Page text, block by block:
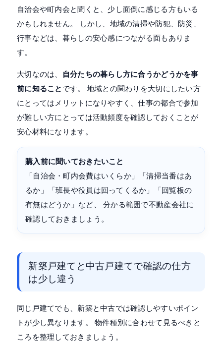
自治会や町内会と聞くと、少し面倒に感じる方もいる
かもしれません。 しかし、地域の清掃や防犯、防災、
行事などは、暮らしの安心感につながる面もありま
す。
大切なのは、
自分たちの暮らし方に合うかどうかを事
前に知ること です。 地域との関わりを大切にしたい方
にとってはメリットになりやすく、仕事の都合で参加
が難しい方にとっては活動頻度を確認しておくことが
安心材料になります。
購入前に聞いておきたいこと
「自治会・町内会費はいくらか」「清掃当番はあ
るか」「班長や役員は回ってくるか」「回覧板の
有無はどうか」など、 分かる範囲で不動産会社に
確認しておきましょう。
新築戸建てと中古戸建てで確認の仕方
は少し違う
同じ戸建てでも、新築と中古では確認しやすいポイン
トが少し異なります。 物件種別に合わせて見るべきと
ころを整理しておきましょう。